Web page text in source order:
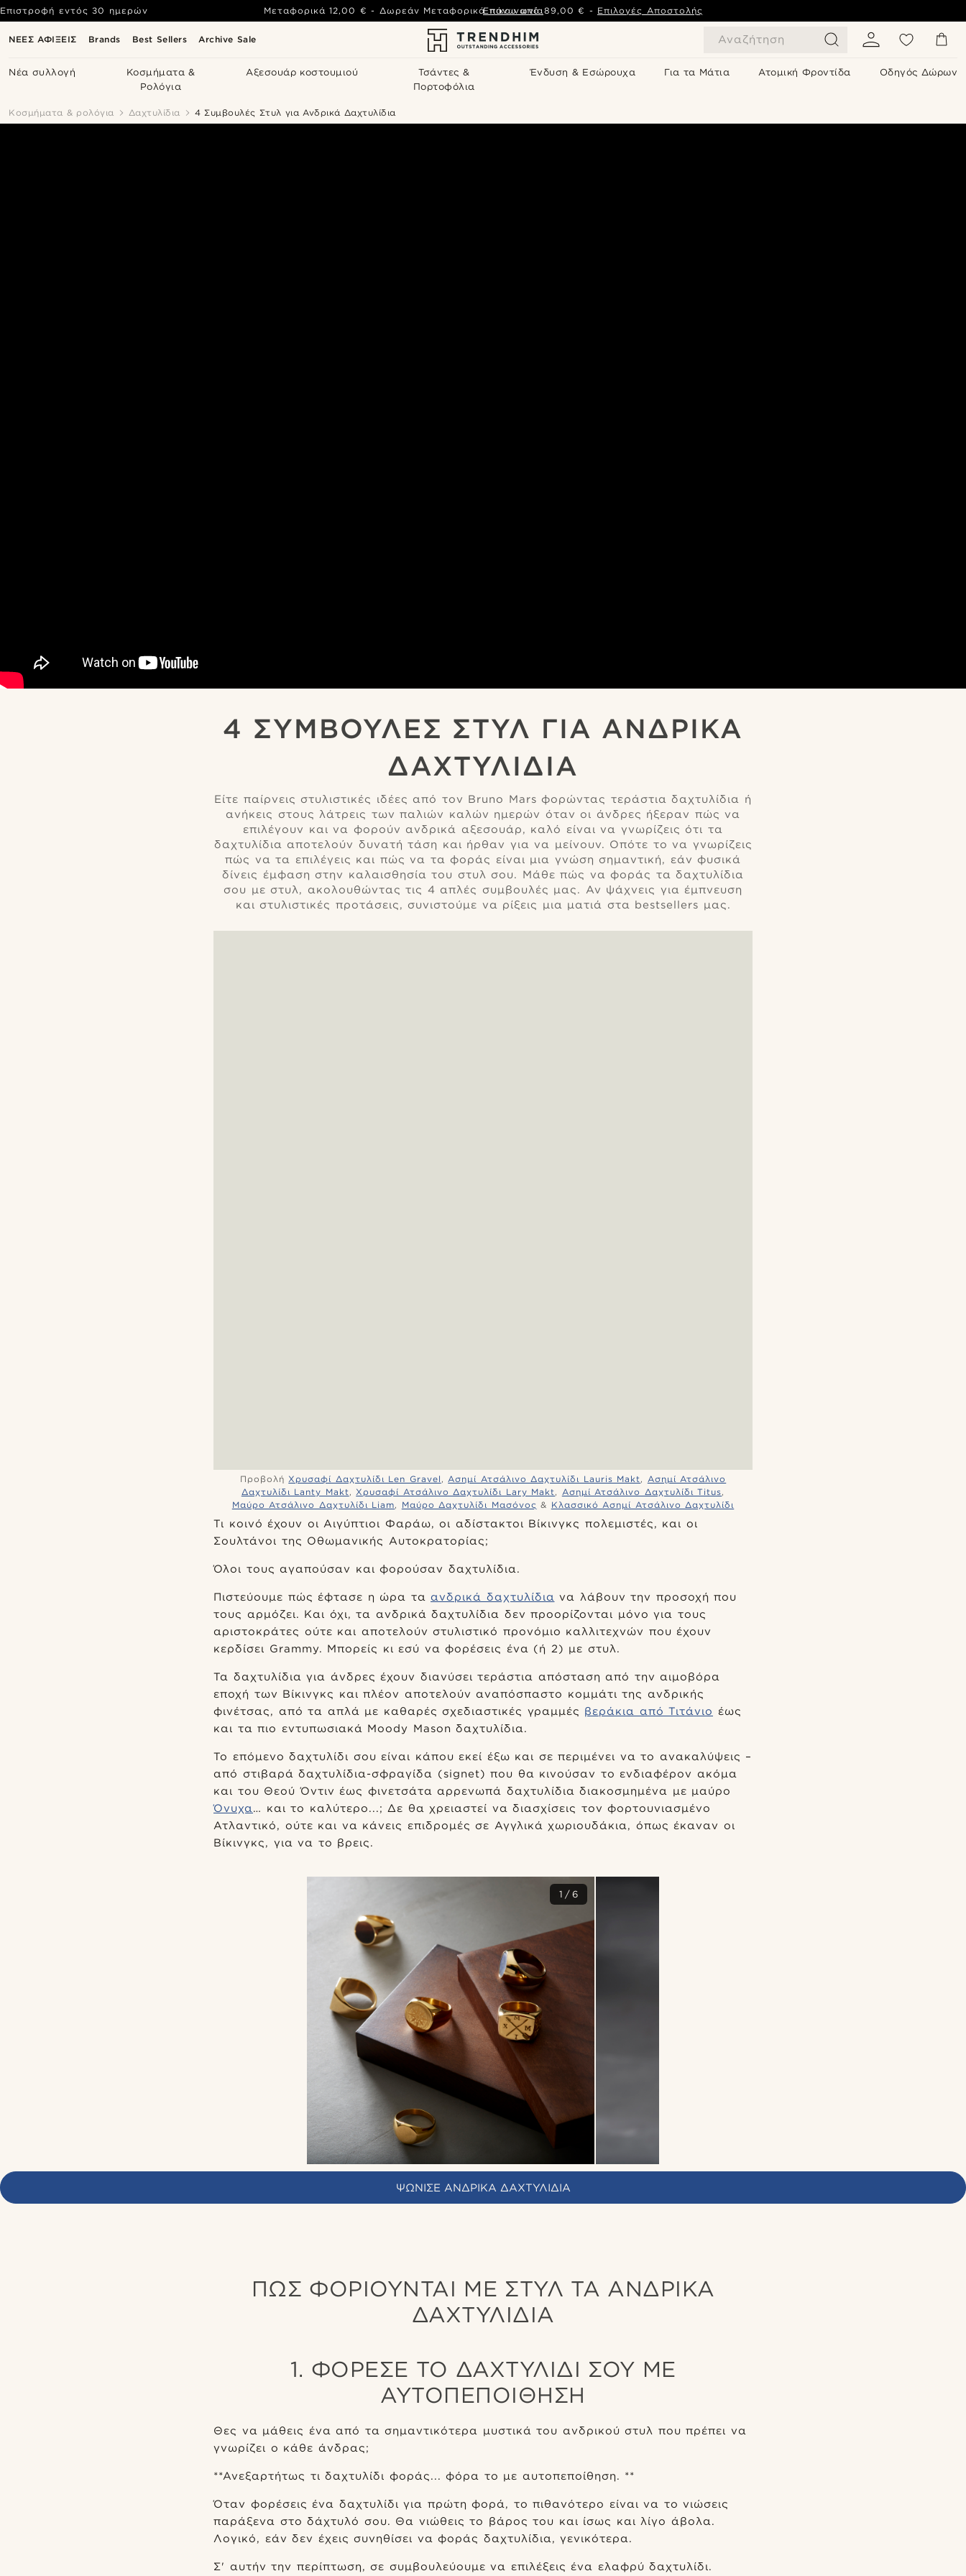
ΝΕΕΣ ΑΦΙΞΕΙΣ Brands Best Sellers Archive Sale Αναζήτηση
Νέα συλλογή
Κοσμήματα &
Ρολόγια
Αξεσουάρ κοστουμιού
Τσάντες &
Πορτοφόλια
Ένδυση & Εσώρουχα Για τα Μάτια Ατομική Φροντίδα Οδηγός Δώρων
Επιστροφή εντός 30 ημερών Μεταφορικά 12,00 € - Δωρεάν Μεταφορικά πάνω από89,00 € - Επιλογές Αποστολής
Επικοινωνία
Κοσμήματα & ρολόγια Δαχτυλίδια 4 Συμβουλές Στυλ για Ανδρικά Δαχτυλίδια
4 ΣΥΜΒΟΥΛΈΣ ΣΤΥΛ ΓΙΑ ΑΝΔΡΙΚΆ
ΔΑΧΤΥΛΊΔΙΑ
Είτε παίρνεις στυλιστικές ιδέες από τον Bruno Mars φορώντας τεράστια δαχτυλίδια ή
ανήκεις στους λάτρεις των παλιών καλών ημερών όταν οι άνδρες ήξεραν πώς να
επιλέγουν και να φορούν ανδρικά αξεσουάρ, καλό είναι να γνωρίζεις ότι τα
δαχτυλίδια αποτελούν δυνατή τάση και ήρθαν για να μείνουν. Οπότε το να γνωρίζεις
πώς να τα επιλέγεις και πώς να τα φοράς είναι μια γνώση σημαντική, εάν φυσικά
δίνεις έμφαση στην καλαισθησία του στυλ σου. Μάθε πώς να φοράς τα δαχτυλίδια
σου με στυλ, ακολουθώντας τις 4 απλές συμβουλές μας. Αν ψάχνεις για έμπνευση
και στυλιστικές προτάσεις, συνιστούμε να ρίξεις μια ματιά στα bestsellers μας.
Προβολή Χρυσαφί Δαχτυλίδι Len Gravel ,Ασημί Ατσάλινο Δαχτυλίδι Lauris Makt, Ασημί Ατσάλινο
Δαχτυλίδι Lanty Makt,Χρυσαφί Ατσάλινο Δαχτυλίδι Lary Makt, Ασημί Ατσάλινο Δαχτυλίδι Titus,
Μαύρο Ατσάλινο Δαχτυλίδι Liam, Μαύρο Δαχτυλίδι Μασόνος & Κλασσικό Ασημί Ατσάλινο Δαχτυλίδι
Τι κοινό έχουν οι Αιγύπτιοι Φαράω, οι αδίστακτοι Βίκινγκς πολεμιστές, και οι
Σουλτάνοι της Οθωμανικής Αυτοκρατορίας;
Όλοι τους αγαπούσαν και φορούσαν δαχτυλίδια.
Πιστεύουμε πώς έφτασε η ώρα τα ανδρικά δαχτυλίδια να λάβουν την προσοχή που
τους αρμόζει. Και όχι, τα ανδρικά δαχτυλίδια δεν προορίζονται μόνο για τους
αριστοκράτες ούτε και αποτελούν στυλιστικό προνόμιο καλλιτεχνών που έχουν
κερδίσει Grammy. Μπορείς κι εσύ να φορέσεις ένα (ή 2) με στυλ.
Τα δαχτυλίδια για άνδρες έχουν διανύσει τεράστια απόσταση από την αιμοβόρα
εποχή των Βίκινγκς και πλέον αποτελούν αναπόσπαστο κομμάτι της ανδρικής
φινέτσας, από τα απλά με καθαρές σχεδιαστικές γραμμές βεράκια από Τιτάνιο έως
και τα πιο εντυπωσιακά Moody Mason δαχτυλίδια.
Το επόμενο δαχτυλίδι σου είναι κάπου εκεί έξω και σε περιμένει να το ανακαλύψεις –
από στιβαρά δαχτυλίδια-σφραγίδα (signet) που θα κινούσαν το ενδιαφέρον ακόμα
και του Θεού Όντιν έως φινετσάτα αρρενωπά δαχτυλίδια διακοσμημένα με μαύρο
Όνυχα… και το καλύτερο...; Δε θα χρειαστεί να διασχίσεις τον φορτουνιασμένο
Ατλαντικό, ούτε και να κάνεις επιδρομές σε Αγγλικά χωριουδάκια, όπως έκαναν οι
Βίκινγκς, για να το βρεις.
1/6
ΨΩΝΙΣΕ ΑΝΔΡΙΚΑ ΔΑΧΤΥΛΙΔΙΑ
ΠΏΣ ΦΟΡΙΟΎΝΤΑΙ ΜΕ ΣΤΥΛ ΤΑ ΑΝΔΡΙΚΆ
ΔΑΧΤΥΛΊΔΙΑ
1. ΦΌΡΕΣΕ ΤΟ ΔΑΧΤΥΛΊΔΙ ΣΟΥ ΜΕ
ΑΥΤΟΠΕΠΟΊΘΗΣΗ
Θες να μάθεις ένα από τα σημαντικότερα μυστικά του ανδρικού στυλ που πρέπει να
γνωρίζει ο κάθε άνδρας;
**Ανεξαρτήτως τι δαχτυλίδι φοράς... φόρα το με αυτοπεποίθηση. **
Όταν φορέσεις ένα δαχτυλίδι για πρώτη φορά, το πιθανότερο είναι να το νιώσεις
παράξενα στο δάχτυλό σου. Θα νιώθεις το βάρος του και ίσως και λίγο άβολα.
Λογικό, εάν δεν έχεις συνηθίσει να φοράς δαχτυλίδια, γενικότερα.
Σ' αυτήν την περίπτωση, σε συμβουλεύουμε να επιλέξεις ένα ελαφρύ δαχτυλίδι.